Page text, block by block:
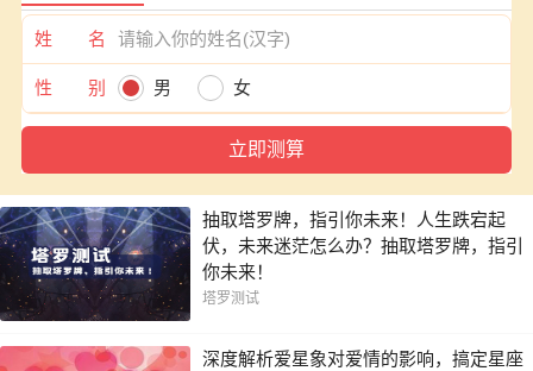
姓 名
性 别 男 女
抽取塔罗牌，指引你未来！人生跌宕起
伏，未来迷茫怎么办？抽取塔罗牌，指引
你未来！
塔罗测试
深度解析爱星象对爱情的影响，搞定星座